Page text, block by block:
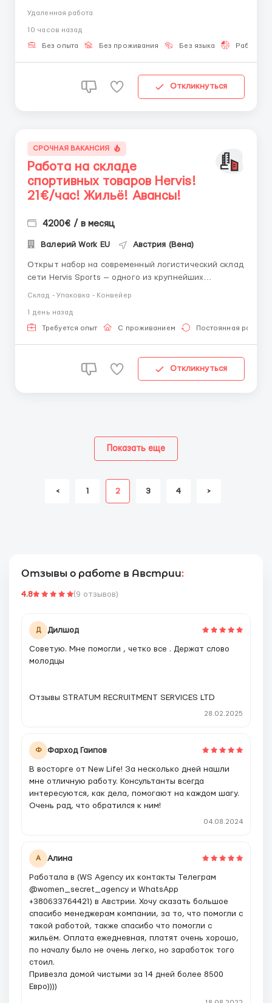
реальная возможность для активных ребят 18–35
digital-компания, которая использует современные
технологии и инновации 📱. Наша цель — помогать...
Удаленная работа
10 часов назад
Без опыта Без проживания Без языка Работа
Откликнуться
СРОЧНАЯ ВАКАНСИЯ
Работа на складе
спортивных товаров Hervis!
21€/час! Жильё! Авансы!
4200€ / в месяц
Валерий Work EU Австрия (Вена)
Открыт набор на современный логистический склад
сети Hervis Sports — одного из крупнейших
сбор заказов по накладным; упаковка спортивной
одежды, обуви и аксессуаров; работа со ска...
Склад - Упаковка - Конвейер
1 день назад
Требуется опыт С проживанием Постоянная работа
Откликнуться
< 1 2 3 4 >
Показать еще
Отзывы о работе в Австрии:
4.8 (9 отзывов)
Д Дилшод
Советую. Мне помогли , четко все . Держат слово
молодцы
Отзывы STRATUM RECRUITMENT SERVICES LTD
28.02.2025
Ф Фарход Гаипов
В восторге от New Life! За несколько дней нашли
мне отличную работу. Консультанты всегда
интересуются, как дела, помогают на каждом шагу.
Очень рад, что обратился к ним!
04.08.2024
А Алина
Работала в (WS Agency их контакты Телеграм
@women_secret_agency и WhatsApp
+380633764421) в Австрии. Хочу сказать большое
спасибо менеджерам компании, за то, что помогли c
такой работой, также спасибо что помогли с
жильём. Оплата ежедневная, платят очень хорошо,
по началу было не очень легко, но заработок того
стоил.
Привезла домой чистыми за 14 дней более 8500
Евро))))